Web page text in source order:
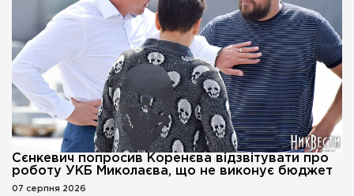
Сєнкевич попросив Коренєва відзвітувати про
роботу УКБ Миколаєва, що не виконує бюджет
07 серпня 2026